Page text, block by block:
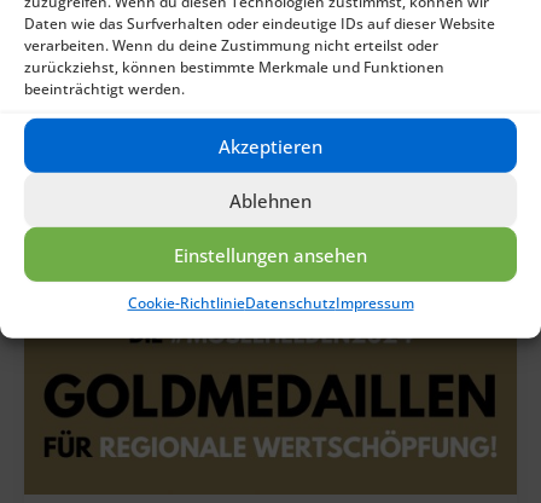
Daten wie das Surfverhalten oder eindeutige IDs auf dieser Website
verarbeiten. Wenn du deine Zustimmung nicht erteilst oder
zurückziehst, können bestimmte Merkmale und Funktionen
beeinträchtigt werden.
Akzeptieren
Ablehnen
Einstellungen ansehen
Cookie-RichtlinieDatenschutzImpressum